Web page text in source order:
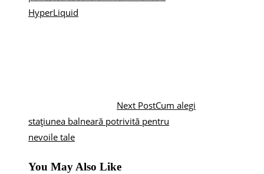
HyperLiquid
Next PostCum alegi
stațiunea balneară potrivită pentru
nevoile tale
You May Also Like